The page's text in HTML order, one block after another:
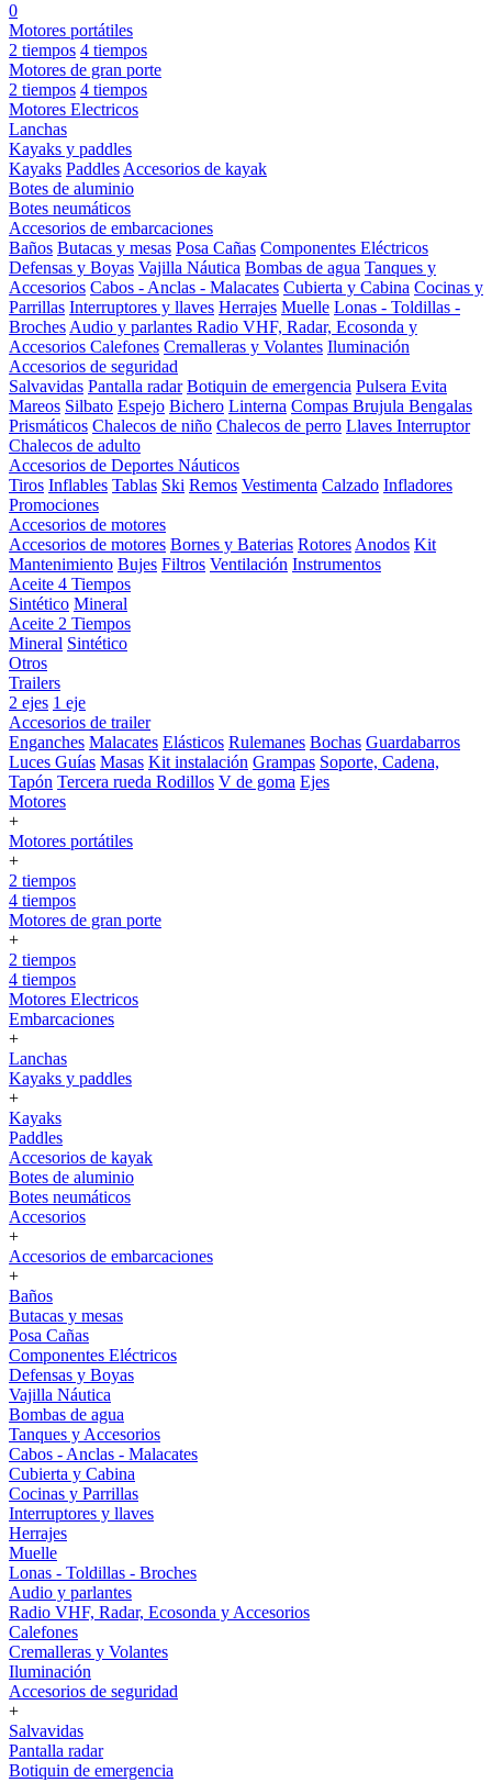
0
Motores portátiles
2 tiempos 4 tiempos
Motores de gran porte
2 tiempos 4 tiempos
Motores Electricos
Lanchas
Kayaks y paddles
Kayaks Paddles Accesorios de kayak
Botes de aluminio
Botes neumáticos
Accesorios de embarcaciones
Baños Butacas y mesas Posa Cañas Componentes Eléctricos
Defensas y Boyas Vajilla Náutica Bombas de agua Tanques y
Accesorios Cabos - Anclas - Malacates Cubierta y Cabina Cocinas y
Parrillas Interruptores y llaves Herrajes Muelle Lonas - Toldillas -
Broches Audio y parlantes Radio VHF, Radar, Ecosonda y
Accesorios Calefones Cremalleras y Volantes Iluminación
Accesorios de seguridad
Salvavidas Pantalla radar Botiquin de emergencia Pulsera Evita
Mareos Silbato Espejo Bichero Linterna Compas Brujula Bengalas
Prismáticos Chalecos de niño Chalecos de perro Llaves Interruptor
Chalecos de adulto
Accesorios de Deportes Náuticos
Tiros Inflables Tablas Ski Remos Vestimenta Calzado Infladores
Promociones
Accesorios de motores
Accesorios de motores Bornes y Baterias Rotores Anodos Kit
Mantenimiento Bujes Filtros Ventilación Instrumentos
Aceite 4 Tiempos
Sintético Mineral
Aceite 2 Tiempos
Mineral Sintético
Otros
Trailers
2 ejes 1 eje
Accesorios de trailer
Enganches Malacates Elásticos Rulemanes Bochas Guardabarros
Luces Guías Masas Kit instalación Grampas Soporte, Cadena,
Tapón Tercera rueda Rodillos V de goma Ejes
Motores
+
Motores portátiles
+
2 tiempos
4 tiempos
Motores de gran porte
+
2 tiempos
4 tiempos
Motores Electricos
Embarcaciones
+
Lanchas
Kayaks y paddles
+
Kayaks
Paddles
Accesorios de kayak
Botes de aluminio
Botes neumáticos
Accesorios
+
Accesorios de embarcaciones
+
Baños
Butacas y mesas
Posa Cañas
Componentes Eléctricos
Defensas y Boyas
Vajilla Náutica
Bombas de agua
Tanques y Accesorios
Cabos - Anclas - Malacates
Cubierta y Cabina
Cocinas y Parrillas
Interruptores y llaves
Herrajes
Muelle
Lonas - Toldillas - Broches
Audio y parlantes
Radio VHF, Radar, Ecosonda y Accesorios
Calefones
Cremalleras y Volantes
Iluminación
Accesorios de seguridad
+
Salvavidas
Pantalla radar
Botiquin de emergencia